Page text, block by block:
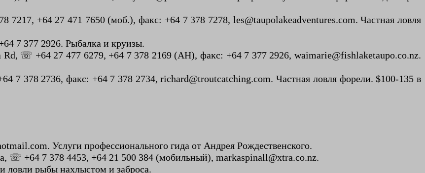
+64 27 471 7650 (моб.), факс: +64 7 378 7278, les@taupolakeadventures.com. Частная ловля
7 377 2926. Рыбалка и круизы.
Rd, ☏ +64 27 477 6279, +64 7 378 2169 (AH), факс: +64 7 377 2926, waimarie@fishlaketaupo.co.nz.
378 2736, факс: +64 7 378 2734, richard@troutcatching.com. Частная ловля форели. $100-135 в
Услуги профессионального гида от Андрея Рождественского.
☏ +64 7 378 4453, +64 21 500 384 (мобильный), markaspinall@xtra.co.nz.
рыбы нахлыстом и заброса.